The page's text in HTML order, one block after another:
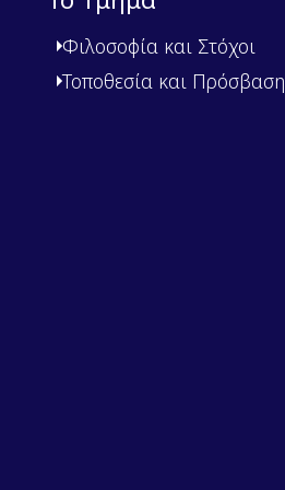
Φιλοσοφία και Στόχοι
Τοποθεσία και Πρόσβαση